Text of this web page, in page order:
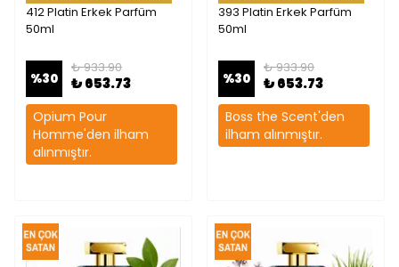
412 Platin Erkek Parfüm
50ml
%30
₺ 933.90
₺ 653.73
Opium Pour
Homme'den ilham
alınmıştır.
393 Platin Erkek Parfüm
50ml
%30
₺ 933.90
₺ 653.73
Boss the Scent'den
ilham alınmıştır.